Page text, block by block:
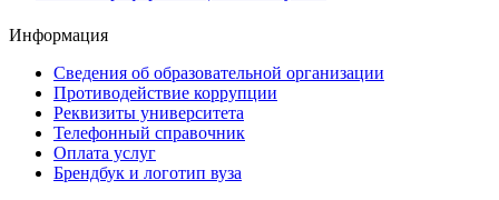
Информация
Сведения об образовательной организации
Противодействие коррупции
Реквизиты университета
Телефонный справочник
Оплата услуг
Брендбук и логотип вуза